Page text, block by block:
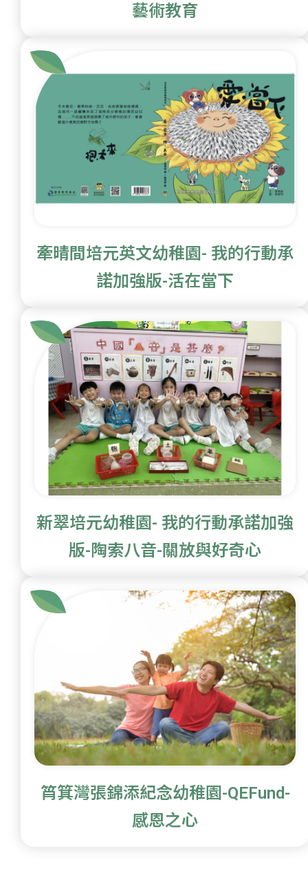
藝術教育
牽晴間培元英文幼稚園- 我的行動承
諾加強版-活在當下
新翠培元幼稚園- 我的行動承諾加強
版-陶索八音-關放與好奇心
筲箕灣張錦添紀念幼稚園-QEFund-
感恩之心